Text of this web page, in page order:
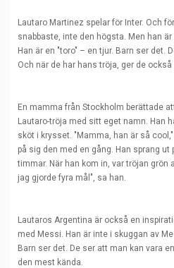
Lautaro Martinez spelar för Inter. Och
snabbaste, inte den högsta. Men han
Han är en "toro" – en tjur. Barn ser det.
Och när de har hans tröja, ger de också
En mamma från Stockholm berättade
Lautaro-tröja med sitt eget namn. Han
sköt i krysset. "Mamma, han är så
på sig den med en gång. Han sprang
timmar. När han kom in, var tröjan grön
jag gjorde fyra mål", sa han.
Lautaros Argentina är också en
med Messi. Han är inte i skuggan av
Barn ser det. De ser att man kan vara
den mest kända.